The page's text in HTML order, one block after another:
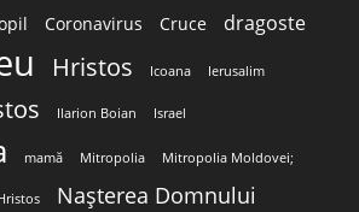
Coronavirus Cruce dragoste
Hristos Icoana Ierusalim
Ilarion Boian Israel
mamă Mitropolia Mitropolia Moldovei;
Nașterea Domnului